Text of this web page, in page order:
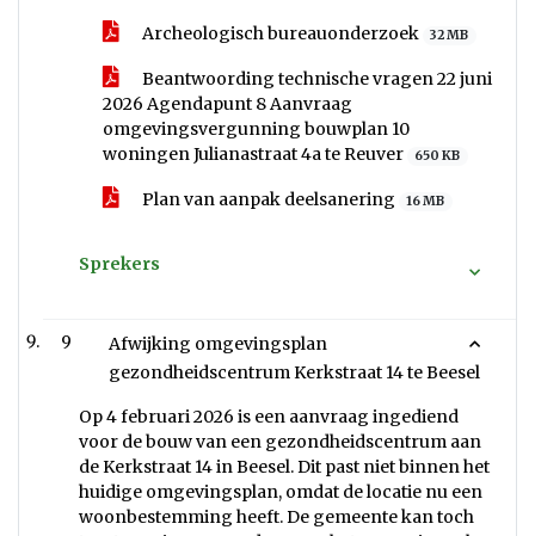
Archeologisch bureauonderzoek 32 MB
Beantwoording technische vragen 22 juni
2026 Agendapunt 8 Aanvraag
omgevingsvergunning bouwplan 10
woningen Julianastraat 4a te Reuver
650 KB
Plan van aanpak deelsanering 16 MB
Sprekers
9
Afwijking omgevingsplan
gezondheidscentrum Kerkstraat 14 te Beesel
Op 4 februari 2026 is een aanvraag ingediend
voor de bouw van een gezondheidscentrum aan
de Kerkstraat 14 in Beesel. Dit past niet binnen het
huidige omgevingsplan, omdat de locatie nu een
woonbestemming heeft. De gemeente kan toch